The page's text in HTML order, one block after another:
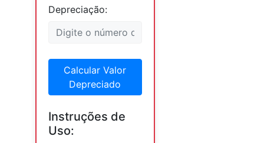
Depreciação:
Calcular Valor
Depreciado
Instruções de
Uso: